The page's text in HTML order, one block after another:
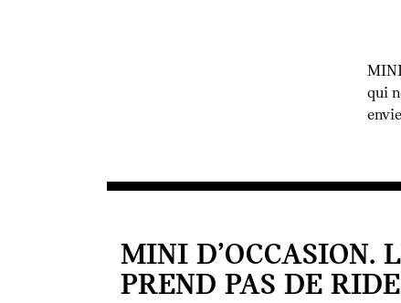
qui
MINI D’OCCASION.
PREND PAS DE